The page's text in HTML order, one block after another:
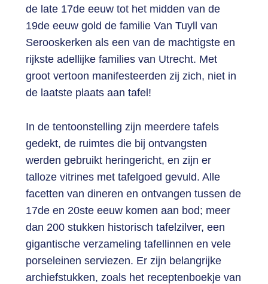
de late 17de eeuw tot het midden van de
19de eeuw gold de familie Van Tuyll van
Serooskerken als een van de machtigste en
rijkste adellijke families van Utrecht. Met
groot vertoon manifesteerden zij zich, niet in
de laatste plaats aan tafel!
In de tentoonstelling zijn meerdere tafels
gedekt, de ruimtes die bij ontvangsten
werden gebruikt heringericht, en zijn er
talloze vitrines met tafelgoed gevuld. Alle
facetten van dineren en ontvangen tussen de
17de en 20ste eeuw komen aan bod; meer
dan 200 stukken historisch tafelzilver, een
gigantische verzameling tafellinnen en vele
porseleinen serviezen. Er zijn belangrijke
archiefstukken, zoals het receptenboekje van